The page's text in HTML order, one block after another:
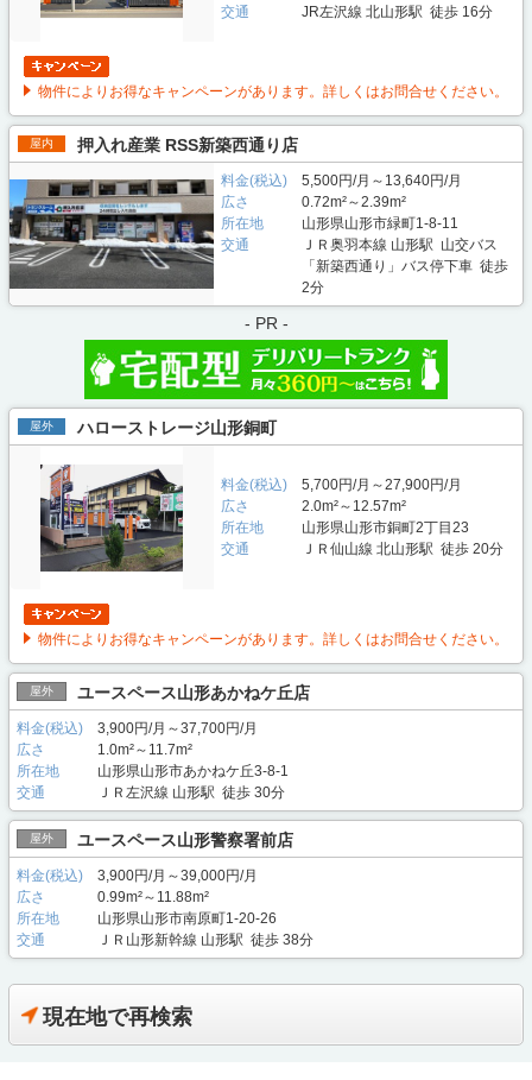
交通
JR左沢線 北山形駅 徒歩 16分
物件によりお得なキャンペーンがあります。詳しくはお問合せください。
屋内 押入れ産業 RSS新築西通り店
料金(税込)
5,500円/月～13,640円/月
広さ
0.72m²～2.39m²
所在地
山形県山形市緑町1-8-11
交通
ＪＲ奥羽本線 山形駅 山交バス
「新築西通り」バス停下車 徒歩
2分
- PR -
屋外 ハローストレージ山形銅町
料金(税込)
5,700円/月～27,900円/月
広さ
2.0m²～12.57m²
所在地
山形県山形市銅町2丁目23
交通
ＪＲ仙山線 北山形駅 徒歩 20分
物件によりお得なキャンペーンがあります。詳しくはお問合せください。
屋外 ユースペース山形あかねケ丘店
料金(税込)
3,900円/月～37,700円/月
広さ
1.0m²～11.7m²
所在地
山形県山形市あかねケ丘3-8-1
交通
ＪＲ左沢線 山形駅 徒歩 30分
屋外 ユースペース山形警察署前店
料金(税込)
3,900円/月～39,000円/月
広さ
0.99m²～11.88m²
所在地
山形県山形市南原町1-20-26
交通
ＪＲ山形新幹線 山形駅 徒歩 38分
現在地で再検索